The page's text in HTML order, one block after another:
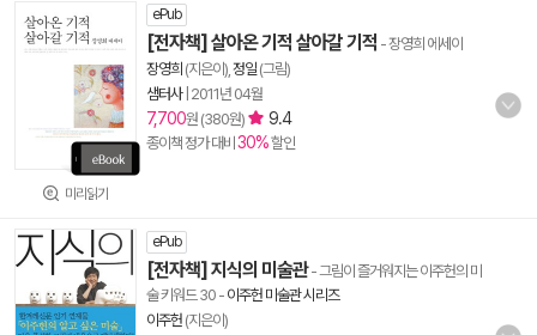
미리읽기
ePub
[전자책] 살아온 기적 살아갈 기적 - 장영희 에세이
장영희 (지은이), 정일 (그림)
샘터사| 2011년 04월
7,700원 (380원) 9.4
종이책 정가 대비 30%할인
ePub
[전자책] 지식의 미술관- 그림이 즐거워지는 이주헌의 미
술 키워드 30 - 이주헌 미술관 시리즈
이주헌 (지은이)